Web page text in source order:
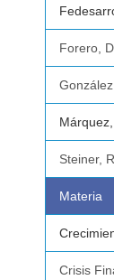
Forero,
Steiner,
Materia
Crisis